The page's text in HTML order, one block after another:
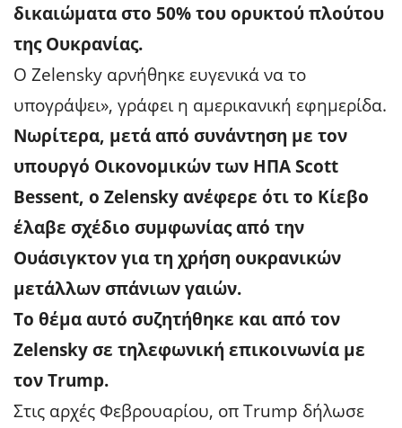
δικαιώματα στο 50% του ορυκτού πλούτου
της Ουκρανίας.
Ο Zelensky αρνήθηκε ευγενικά να το
υπογράψει», γράφει η αμερικανική εφημερίδα.
Νωρίτερα, μετά από συνάντηση με τον
υπουργό Οικονομικών των ΗΠΑ Scott
Bessent, ο Zelensky ανέφερε ότι το Κίεβο
έλαβε σχέδιο συμφωνίας από την
Ουάσιγκτον για τη χρήση ουκρανικών
μετάλλων σπάνιων γαιών.
Το θέμα αυτό συζητήθηκε και από τον
Zelensky σε τηλεφωνική επικοινωνία με
τον Trump.
Στις αρχές Φεβρουαρίου, οπ Trump δήλωσε